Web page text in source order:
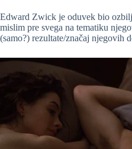
Edward Zwick je oduvek bio
mislim pre svega na tematiku
(samo?) rezultate/značaj njegovih